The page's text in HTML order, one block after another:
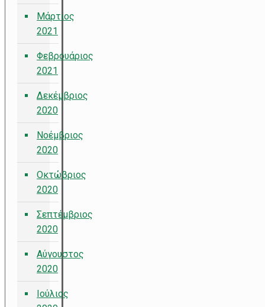
Μάρτιος
2021
Φεβρουάριος
2021
Δεκέμβριος
2020
Νοέμβριος
2020
Οκτώβριος
2020
Σεπτέμβριος
2020
Αύγουστος
2020
Ιούλιος